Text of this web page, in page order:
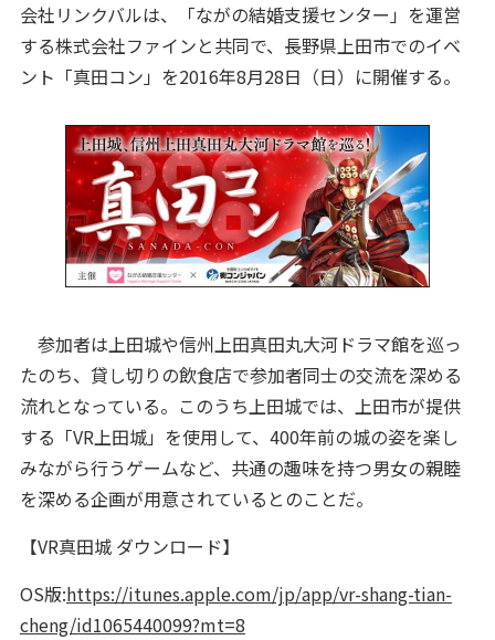
会社リンクバルは、「ながの結婚支援センター」を運営
する株式会社ファインと共同で、長野県上田市でのイベ
ント「真田コン」を2016年8月28日（日）に開催する。
参加者は上田城や信州上田真田丸大河ドラマ館を巡っ
たのち、貸し切りの飲食店で参加者同士の交流を深める
流れとなっている。このうち上田城では、上田市が提供
する「VR上田城」を使用して、400年前の城の姿を楽し
みながら行うゲームなど、共通の趣味を持つ男女の親睦
を深める企画が用意されているとのことだ。
【VR真田城 ダウンロード】
OS版:https://itunes.apple.com/jp/app/vr-shang-tian-
cheng/id1065440099?mt=8